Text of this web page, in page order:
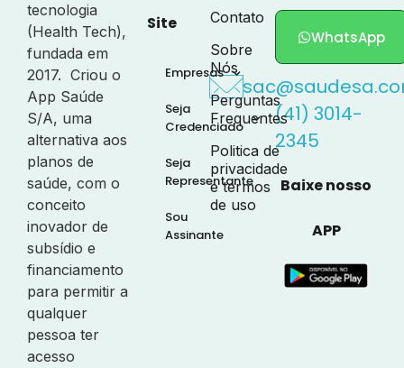
tecnologia
(Health Tech),
fundada em
2017. Criou o
App Saúde
S/A, uma
alternativa aos
planos de
saúde, com o
conceito
inovador de
subsídio e
financiamento
para permitir a
qualquer
pessoa ter
acesso
Site
Empresas
Seja
Credenciado
Seja
Representante
Sou
Assinante
Contato
Sobre
Nós
Perguntas
Frequentes
Politica de
privacidade
e termos
de uso
WhatsApp
(41) 3014-
2345
Baixe nosso
APP